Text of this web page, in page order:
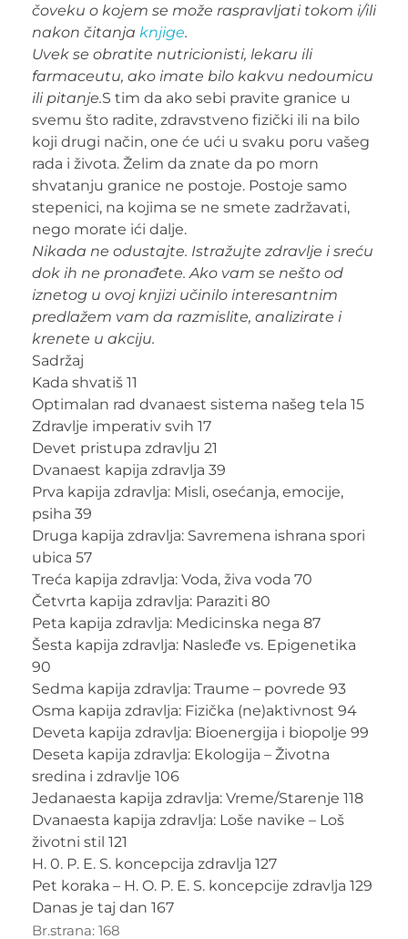
čoveku o kojem se može raspravljati tokom i/ili
nakon čitanja knjige.
Uvek se obratite nutricionisti, lekaru ili
farmaceutu, ako imate bilo kakvu nedoumicu
ili pitanje.S tim da ako sebi pravite granice u
svemu što radite, zdravstveno fizički ili na bilo
koji drugi način, one će ući u svaku poru vašeg
rada i života. Želim da znate da po morn
shvatanju granice ne postoje. Postoje samo
stepenici, na kojima se ne smete zadržavati,
nego morate ići dalje.
Nikada ne odustajte. Istražujte zdravlje i sreću
dok ih ne pronađete. Ako vam se nešto od
iznetog u ovoj knjizi učinilo interesantnim
predlažem vam da razmislite, analizirate i
krenete u akciju.
Sadržaj
Kada shvatiš 11
Optimalan rad dvanaest sistema našeg tela 15
Zdravlje imperativ svih 17
Devet pristupa zdravlju 21
Dvanaest kapija zdravlja 39
Prva kapija zdravlja: Misli, osećanja, emocije,
psiha 39
Druga kapija zdravlja: Savremena ishrana spori
ubica 57
Treća kapija zdravlja: Voda, živa voda 70
Četvrta kapija zdravlja: Paraziti 80
Peta kapija zdravlja: Medicinska nega 87
Šesta kapija zdravlja: Nasleđe vs. Epigenetika
90
Sedma kapija zdravlja: Traume – povrede 93
Osma kapija zdravlja: Fizička (ne)aktivnost 94
Deveta kapija zdravlja: Bioenergija i biopolje 99
Deseta kapija zdravlja: Ekologija – Životna
sredina i zdravlje 106
Jedanaesta kapija zdravlja: Vreme/Starenje 118
Dvanaesta kapija zdravlja: Loše navike – Loš
životni stil 121
H. 0. P. E. S. koncepcija zdravlja 127
Pet koraka – H. O. P. E. S. koncepcije zdravlja 129
Danas je taj dan 167
Br.strana: 168